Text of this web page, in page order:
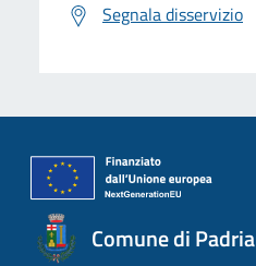
Segnala disservizio
Comune di Padria